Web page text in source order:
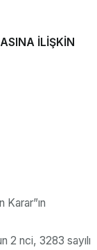
İLİŞKİN
Karar”ın
2 nci, 3283 sayılı